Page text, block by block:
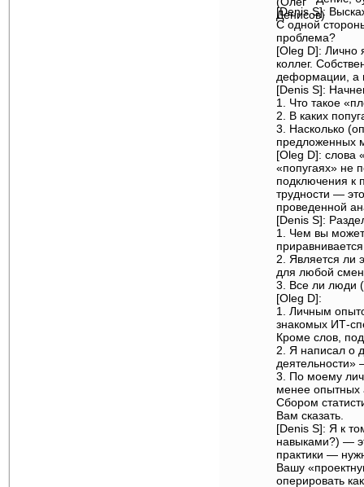
[Denis S]:
С одной
проблема?
[Oleg D]: Лично
коллег.
деформации, а
[Denis S]:
1. Что такое
2. В каких
3. Насколько
предложенных
[Oleg D]: слова
«попугаях» не
подключения к
трудности —
проведенной
[Denis S]:
1. Чем вы
2. Является ли
для любой
3. Все ли люди
[Oleg D]:
1. Личным
знакомых ИТ-
Кроме слов,
2. Я написал о
деятельности»
3. По моему
менее опытных
Сбором
Вам сказать.
[Denis S]: Я к
навыками?) —
практики —
Вашу
оперировать